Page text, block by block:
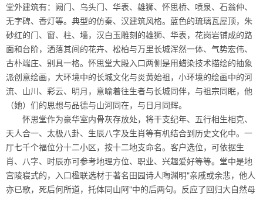
堂外建筑有：阙门、乌头门、华表、雄狮、怀思桥、喷泉、石翁仲、
无字碑、香灯等。典型的仿秦、汉建筑风格。蓝色的琉璃瓦屋顶，朱
砂红的门、窗、柱、墙，汉白玉雕刻的雄狮、华表，花岗岩铺成的路
面和台阶，洒落其间的花卉、松柏与万里长城浑然一体、气势宏伟、
古朴端庄、别具一格。怀思堂大殿入口两侧是用蜡染技术描绘的抽象
派创意绘画，大环境中的长城文化与炎黄始祖，小环境的绘画中的河
流、山川、彩云、明月，意喻着往生者与长城同伴，与祖宗同眠，他
（她）们的思想与品德与山河同在，与日月同辉。
怀思堂作为豪华室内骨灰存放处，将干支纪年、五行相生相克、
天人合一、太极八卦、生辰八字及生肖等有机结合到历史文化中。一
厅七千个福位分十二小区，按十二地支命名。客户选位，可依据生
肖、八字、时辰亦可参考地理方位、职业、兴趣爱好等等。堂中是地
宫陵寝式的，入口楹联选材于著名田园诗人陶渊明"亲戚或余悲，他人
亦已歌，死后何所道，托体同山阿"中的后两句。反应了回归大自然母